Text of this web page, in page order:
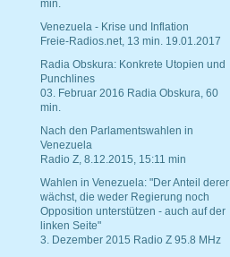
min.
Venezuela - Krise und Inflation
Freie-Radios.net, 13 min. 19.01.2017
Radia Obskura: Konkrete Utopien und
Punchlines
03. Februar 2016 Radia Obskura, 60
min.
Nach den Parlamentswahlen in
Venezuela
Radio Z, 8.12.2015, 15:11 min
Wahlen in Venezuela: "Der Anteil derer
wächst, die weder Regierung noch
Opposition unterstützen - auch auf der
linken Seite"
3. Dezember 2015 Radio Z 95.8 MHz